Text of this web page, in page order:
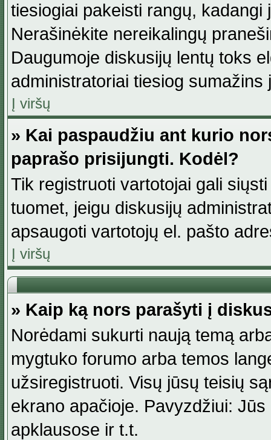
tiesiogiai pakeisti rangų,
Nerašinėkite nereikalingų
Daugumoje diskusijų lentų toks
administratoriai tiesiog
Į viršų
» Kai paspaudžiu ant kurio
paprašo prisijungti. Kodėl?
Tik registruoti vartotojai gali
tuomet, jeigu diskusijų
apsaugoti vartotojų el. pašto
Į viršų
» Kaip ką nors parašyti į
Norėdami sukurti naują temą
mygtuko forumo arba temos
užsiregistruoti. Visų jūsų teisių
ekrano apačioje. Pavyzdžiui:
apklausose ir t.t.